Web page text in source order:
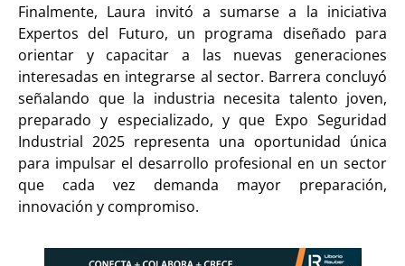
Finalmente, Laura invitó a sumarse a la iniciativa
Expertos del Futuro, un programa diseñado para
orientar y capacitar a las nuevas generaciones
interesadas en integrarse al sector. Barrera concluyó
señalando que la industria necesita talento joven,
preparado y especializado, y que Expo Seguridad
Industrial 2025 representa una oportunidad única
para impulsar el desarrollo profesional en un sector
que cada vez demanda mayor preparación,
innovación y compromiso.